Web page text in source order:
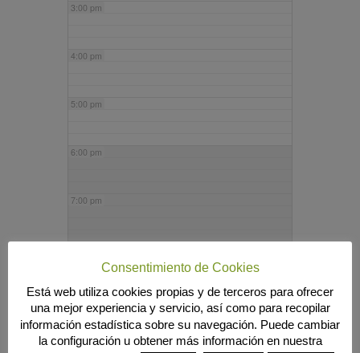
3:00 pm
4:00 pm
5:00 pm
6:00 pm
7:00 pm
9:00 pm
10:00 pm
Consentimiento de Cookies
Está web utiliza cookies propias y de terceros para ofrecer
una mejor experiencia y servicio, así como para recopilar
información estadística sobre su navegación. Puede cambiar
la configuración u obtener más información en nuestra